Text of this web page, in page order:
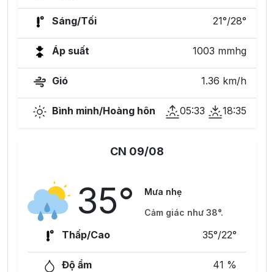
Sáng/Tối 21°/28°
Áp suất 1003 mmhg
Gió 1.36 km/h
Bình minh/Hoàng hôn 05:33 18:35
CN 09/08
35°
Mưa nhẹ
Cảm giác như 38°.
Thấp/Cao 35°/22°
Độ ẩm 41 %